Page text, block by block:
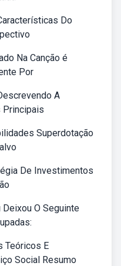
Do
Na Canção é
Por
A
Principais
Superdotação
De Investimentos
O Seguinte
Teóricos E
Social Resumo